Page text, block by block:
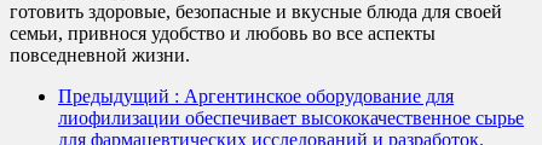
готовить здоровые, безопасные и вкусные блюда для своей
семьи, привнося удобство и любовь во все аспекты
повседневной жизни.
Предыдущий : Аргентинское оборудование для
лиофилизации обеспечивает высококачественное сырье
для фармацевтических исследований и разработок.